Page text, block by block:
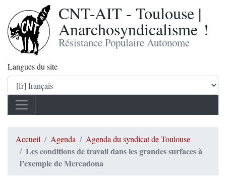
CNT-AIT - Toulouse |
Anarchosyndicalisme !
Résistance Populaire Autonome
Langues du site
Accueil Agenda Agenda du syndicat de Toulouse
Les conditions de travail dans les grandes surfaces à
l’exemple de Mercadona